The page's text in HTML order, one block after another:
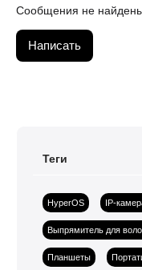
Сообщения не
Написать
Теги
HyperOS IP-
Выпрямитель для
Планшеты